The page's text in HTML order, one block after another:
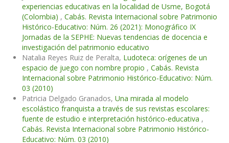
experiencias educativas en la localidad de Usme, Bogotá
(Colombia) , Cabás. Revista Internacional sobre Patrimonio
Histórico-Educativo: Núm. 26 (2021): Monográfico IX
Jornadas de la SEPHE: Nuevas tendencias de docencia e
investigación del patrimonio educativo
Natalia Reyes Ruiz de Peralta, Ludoteca: orígenes de un
espacio de juego con nombre propio , Cabás. Revista
Internacional sobre Patrimonio Histórico-Educativo: Núm.
03 (2010)
Patricia Delgado Granados, Una mirada al modelo
escolástico franquista a través de sus revistas escolares:
fuente de estudio e interpretación histórico-educativa ,
Cabás. Revista Internacional sobre Patrimonio Histórico-
Educativo: Núm. 03 (2010)